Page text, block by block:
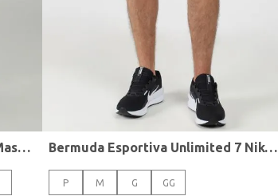
Tênis Casual SB Force 58 Nike Masculino PRETO/BRANCO Bermuda Esportiva Unlimited 7 Nike Masculina CHUMBO
P M G GG